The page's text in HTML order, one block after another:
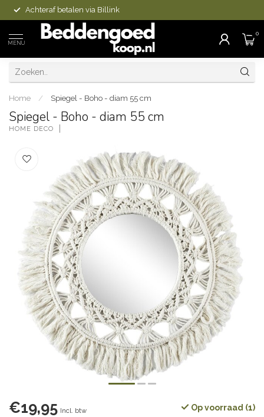
Achteraf betalen via Billink
MENU
0
Home / Spiegel - Boho - diam 55 cm
Spiegel - Boho - diam 55 cm
HOME DECO
€19,95 Incl. btw Op voorraad (1)